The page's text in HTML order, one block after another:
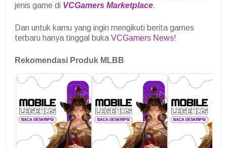
jenis game di VCGamers Marketplace.
Dan untuk kamu yang ingin mengikuti berita games
terbaru hanya tinggal buka VCGamers News!
Rekomendasi Produk MLBB